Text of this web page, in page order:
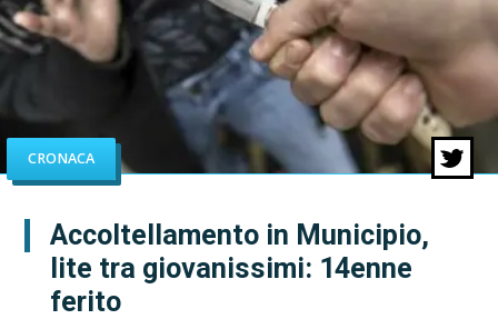
CRONACA
Accoltellamento in Municipio,
lite tra giovanissimi: 14enne
ferito